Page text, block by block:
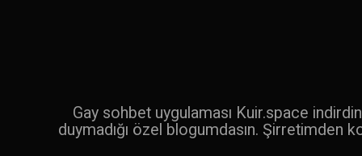
Gay sohbet uygulaması Kuir.space
duymadığı özel blogumdasın. Şirretimden